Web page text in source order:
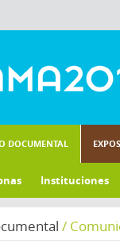
DOCUMENTAL
Instituciones
/